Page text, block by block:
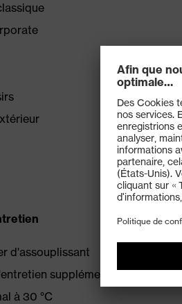
d'assouplissant
supplémentaires dans la
à 30 °C